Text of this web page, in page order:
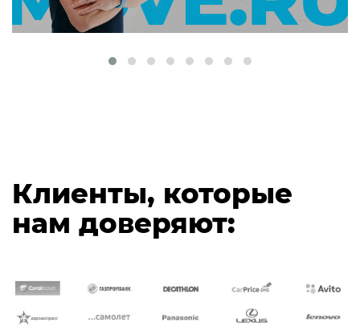
Клиенты, которые
нам доверяют: